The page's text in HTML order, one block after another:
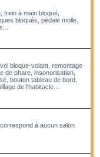
à main bloqué,
bloqués, pédale molle,
bloque-volant, remontage
de phare, insonorisation,
bouton tableau de bord,
de l'habitacle...
à aucun salon